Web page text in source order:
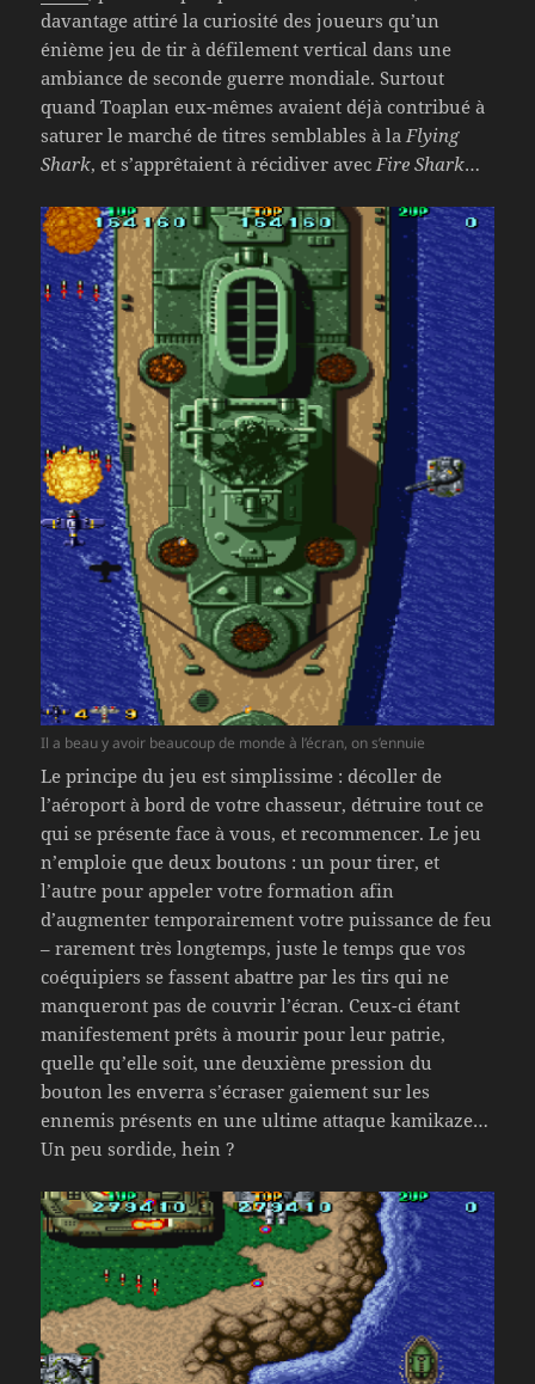
davantage attiré la curiosité des joueurs qu’un
énième jeu de tir à défilement vertical dans une
ambiance de seconde guerre mondiale. Surtout
quand Toaplan eux-mêmes avaient déjà contribué à
saturer le marché de titres semblables à laFlying
Shark, et s’apprêtaient à récidiver avecFire Shark…
Il a beau y avoir beaucoup de monde à l’écran, on s’ennuie
Le principe du jeu est simplissime : décoller de
l’aéroport à bord de votre chasseur, détruire tout ce
qui se présente face à vous, et recommencer. Le jeu
n’emploie que deux boutons : un pour tirer, et
l’autre pour appeler votre formation afin
d’augmenter temporairement votre puissance de feu
– rarement très longtemps, juste le temps que vos
coéquipiers se fassent abattre par les tirs qui ne
manqueront pas de couvrir l’écran. Ceux-ci étant
manifestement prêts à mourir pour leur patrie,
quelle qu’elle soit, une deuxième pression du
bouton les enverra s’écraser gaiement sur les
ennemis présents en une ultime attaque kamikaze…
Un peu sordide, hein ?